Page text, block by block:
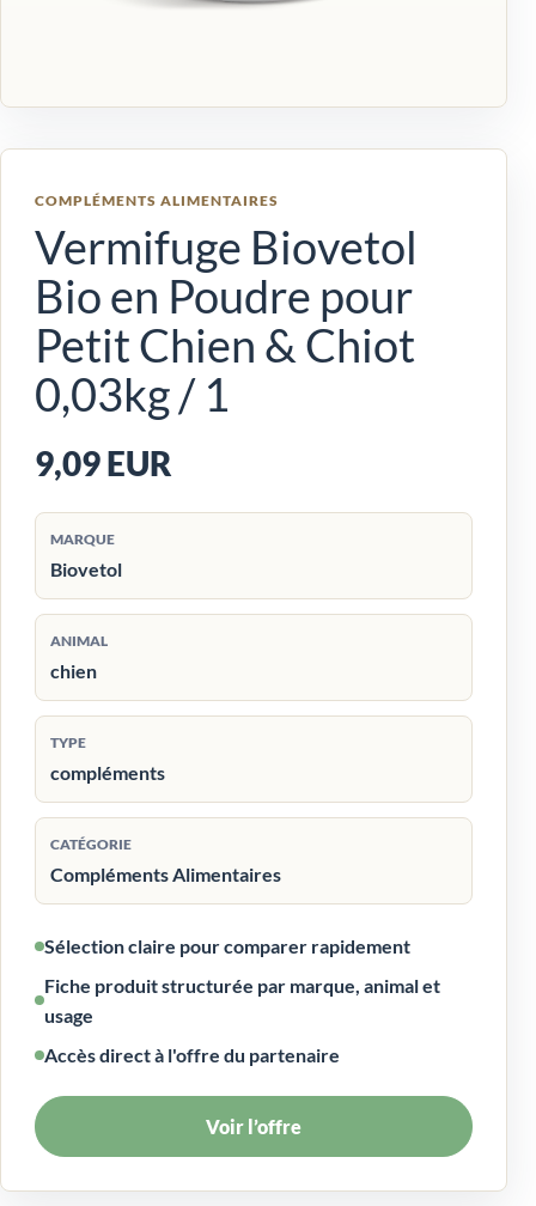
COMPLÉMENTS ALIMENTAIRES
Vermifuge Biovetol
Bio en Poudre pour
Petit Chien & Chiot
0,03kg / 1
9,09 EUR
MARQUE
Biovetol
ANIMAL
chien
TYPE
compléments
CATÉGORIE
Compléments Alimentaires
Sélection claire pour comparer rapidement
Fiche produit structurée par marque, animal et
usage
Accès direct à l'offre du partenaire
Voir l’offre